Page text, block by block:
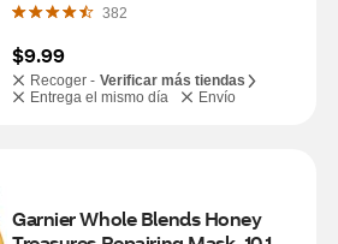
382
$9.99
Recoger - Verificar más tiendas
Entrega el mismo día
Envío
Garnier Whole Blends Honey